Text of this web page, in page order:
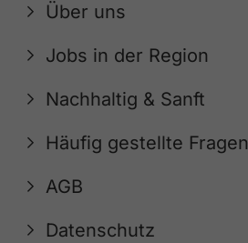
Über uns
Jobs in der Region
Nachhaltig & Sanft
Häufig gestellte Fragen
AGB
Datenschutz